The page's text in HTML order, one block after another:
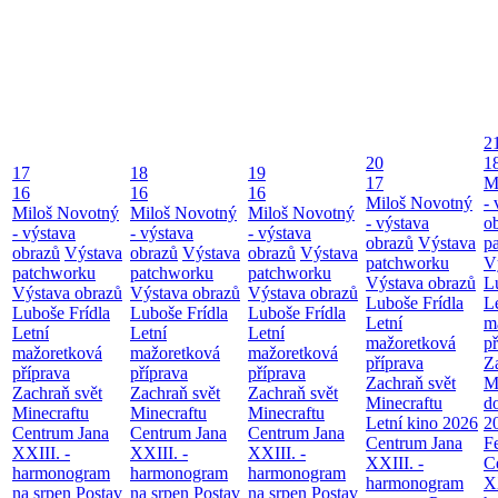
17
16
Miloš Novotný
- výstava
obrazů Výstava
patchworku
Výstava obrazů
Luboše Frídla
Letní
mažoretková
příprava
Zachraň svět
Minecraftu
Centrum Jana
XXIII. -
harmonogram
na srpen Postav
18
16
Miloš Novotný
- výstava
obrazů Výstava
patchworku
Výstava obrazů
Luboše Frídla
Letní
mažoretková
příprava
Zachraň svět
Minecraftu
Centrum Jana
XXIII. -
harmonogram
na srpen Postav
19
16
Miloš Novotný
- výstava
obrazů Výstava
patchworku
Výstava obrazů
Luboše Frídla
Letní
mažoretková
příprava
Zachraň svět
Minecraftu
Centrum Jana
XXIII. -
harmonogram
na srpen Postav
20
17
Miloš Novotný
- výstava
obrazů Výstava
patchworku
Výstava obrazů
Luboše Frídla
Letní
mažoretková
příprava
Zachraň svět
Minecraftu
Letní kino 2026
Centrum Jana
XXIII. -
harmonogram
-